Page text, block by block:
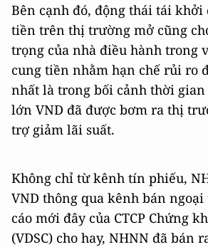
Bên cạnh đó, động thái tái
tiền trên thị trường mở cũng
trọng của nhà điều hành trong
cung tiền nhằm hạn chế rủi ro
nhất là trong bối cảnh thời
lớn VND đã được bơm ra thị
trợ giảm lãi suất.
Không chỉ từ kênh tín phiếu,
VND thông qua kênh bán ngoại
cáo mới đây của CTCP Chứng
(VDSC) cho hay, NHNN đã bán